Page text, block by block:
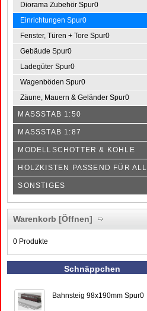
Diorama Zubehör Spur0
Einrichtungen Spur0
Fenster, Türen + Tore Spur0
Gebäude Spur0
Ladegüter Spur0
Wagenböden Spur0
Zäune, Mauern & Geländer Spur0
MASSSTAB 1:50
MASSSTAB 1:87
MODELLSCHOTTER & KOHLE
HOLZKISTEN PASSEND FÜR
SONSTIGES
Warenkorb [Öffnen]
0 Produkte
Schnäppchen
Bahnsteig 98x190mm Spur0